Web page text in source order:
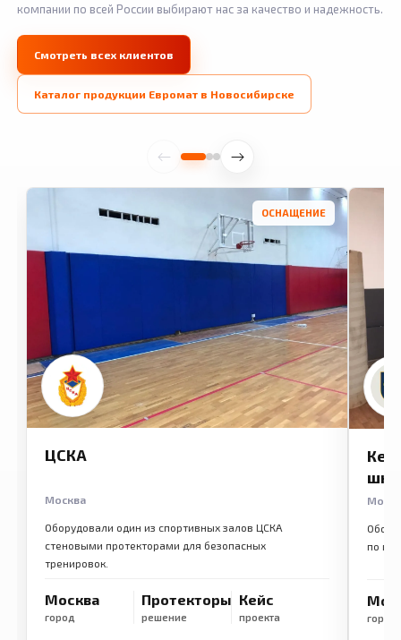
компании по всей России выбирают нас за качество и надежность.
Смотреть всех клиентов
Каталог продукции Евромат в Новосибирске
ОСНАЩЕНИЕ
ЦСКА
Москва
Оборудовали один из спортивных залов ЦСКА
стеновыми протекторами для безопасных
тренировок.
Москва
город
Протекторы
решение
Кейс
проекта
по
город